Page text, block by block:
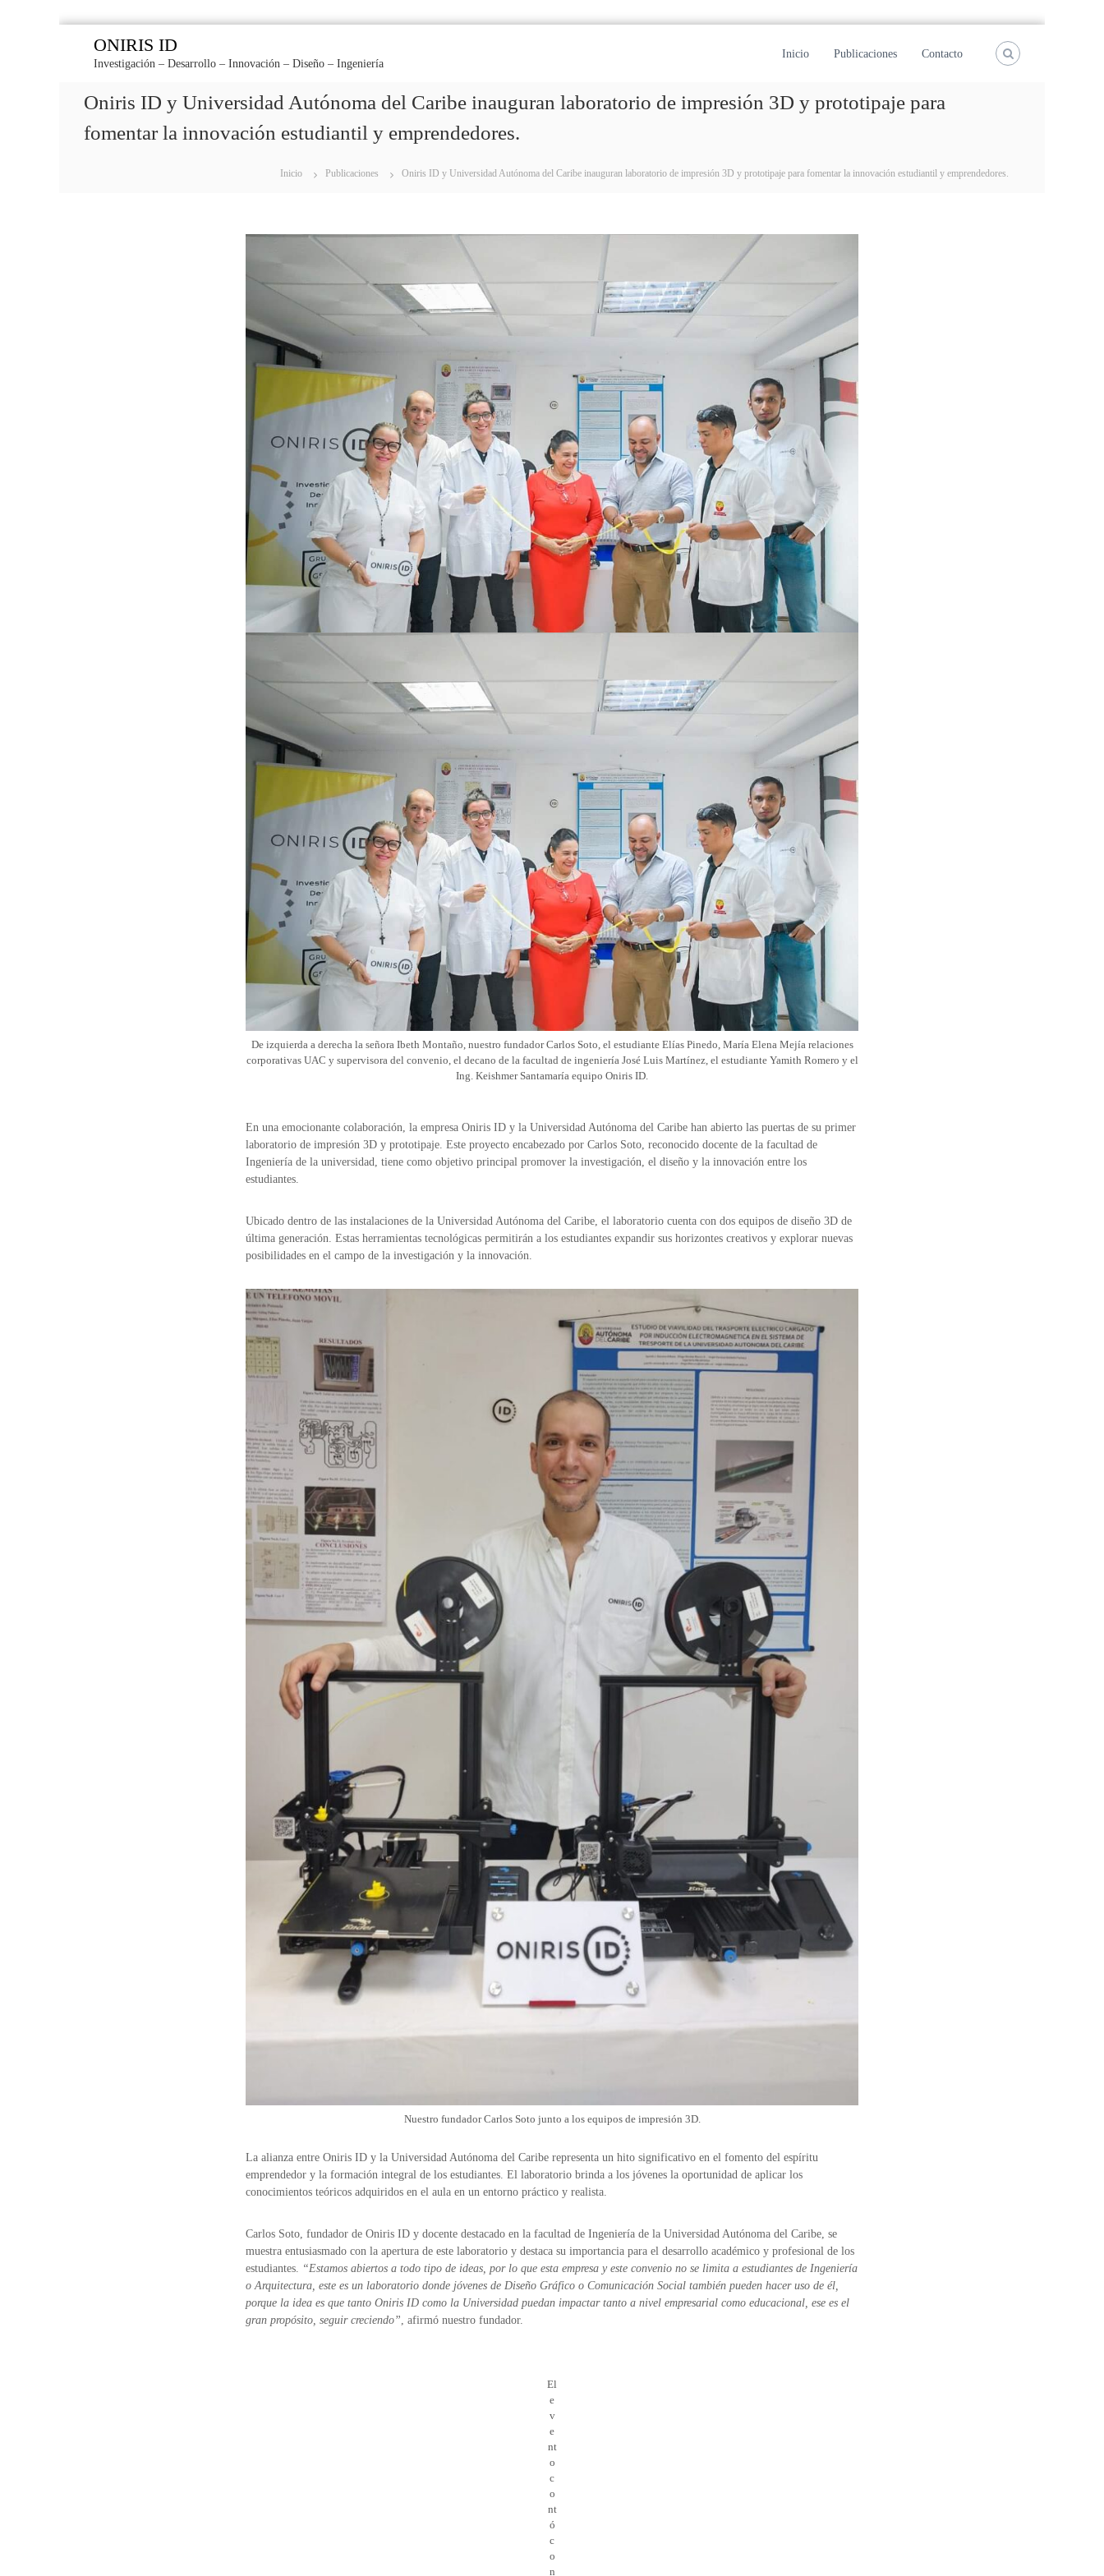
ONIRIS ID
Investigación – Desarrollo – Innovación – Diseño – Ingeniería
Inicio Publicaciones Contacto
Oniris ID y Universidad Autónoma del Caribe inauguran laboratorio de impresión 3D y prototipaje para
fomentar la innovación estudiantil y emprendedores.
Inicio Publicaciones Oniris ID y Universidad Autónoma del Caribe inauguran laboratorio de impresión 3D y prototipaje para fomentar la innovación estudiantil y emprendedores.
De izquierda a derecha la señora Ibeth Montaño, nuestro fundador Carlos Soto, el estudiante Elías Pinedo, María Elena Mejía relaciones
corporativas UAC y supervisora del convenio, el decano de la facultad de ingeniería José Luis Martínez, el estudiante Yamith Romero y el
Ing. Keishmer Santamaría equipo Oniris ID.
En una emocionante colaboración, la empresa Oniris ID y la Universidad Autónoma del Caribe han abierto las puertas de su primer
laboratorio de impresión 3D y prototipaje. Este proyecto encabezado por Carlos Soto, reconocido docente de la facultad de
Ingeniería de la universidad, tiene como objetivo principal promover la investigación, el diseño y la innovación entre los
estudiantes.
Ubicado dentro de las instalaciones de la Universidad Autónoma del Caribe, el laboratorio cuenta con dos equipos de diseño 3D de
última generación. Estas herramientas tecnológicas permitirán a los estudiantes expandir sus horizontes creativos y explorar nuevas
posibilidades en el campo de la investigación y la innovación.
Nuestro fundador Carlos Soto junto a los equipos de impresión 3D.
La alianza entre Oniris ID y la Universidad Autónoma del Caribe representa un hito significativo en el fomento del espíritu
emprendedor y la formación integral de los estudiantes. El laboratorio brinda a los jóvenes la oportunidad de aplicar los
conocimientos teóricos adquiridos en el aula en un entorno práctico y realista.
Carlos Soto, fundador de Oniris ID y docente destacado en la facultad de Ingeniería de la Universidad Autónoma del Caribe, se
muestra entusiasmado con la apertura de este laboratorio y destaca su importancia para el desarrollo académico y profesional de los
estudiantes. “Estamos abiertos a todo tipo de ideas, por lo que esta empresa y este convenio no se limita a estudiantes de Ingeniería
o Arquitectura, este es un laboratorio donde jóvenes de Diseño Gráfico o Comunicación Social también pueden hacer uso de él,
porque la idea es que tanto Oniris ID como la Universidad puedan impactar tanto a nivel empresarial como educacional, ese es el
gran propósito, seguir creciendo”, afirmó nuestro fundador.
El
e
v
e
nt
o
c
o
nt
ó
c
o
n